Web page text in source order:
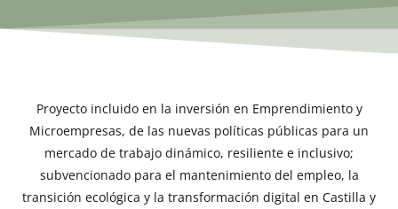
Proyecto incluido en la inversión en Emprendimiento y
Microempresas, de las nuevas políticas públicas para un
mercado de trabajo dinámico, resiliente e inclusivo;
subvencionado para el mantenimiento del empleo, la
transición ecológica y la transformación digital en Castilla y